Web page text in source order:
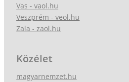
Vas - vaol.hu
Veszprém - veol.hu
Zala - zaol.hu
Közélet
magyarnemzet.hu